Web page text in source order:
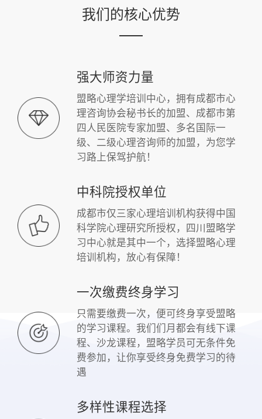
我们的核心优势
强大师资力量
盟略心理学培训中心，拥有成都市心
理咨询协会秘书长的加盟、成都市第
四人民医院专家加盟、多名国际一
级、二级心理咨询师的加盟，为您学
习路上保驾护航！
中科院授权单位
成都市仅三家心理培训机构获得中国
科学院心理研究所授权，四川盟略学
习中心就是其中一个，选择盟略心理
培训机构，放心有保障！
一次缴费终身学习
只需要缴费一次，便可终身享受盟略
的学习课程。我们们月都会有线下课
程、沙龙课程，盟略学员可无条件免
费参加，让你享受终身免费学习的待
遇
多样性课程选择